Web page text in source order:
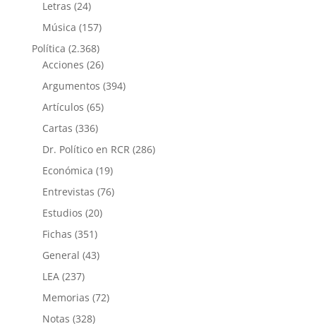
Letras (24)
Música (157)
Política (2.368)
Acciones (26)
Argumentos (394)
Artículos (65)
Cartas (336)
Dr. Político en RCR (286)
Económica (19)
Entrevistas (76)
Estudios (20)
Fichas (351)
General (43)
LEA(237)
Memorias (72)
Notas (328)